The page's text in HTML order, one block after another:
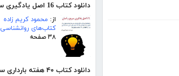
دانلود کتاب 16 اصل یادگیری سریع و آسان
از: محمود کریم زاده
کتاب‌های روانشناسی
۳۸ صفحه
دانلود کتاب ۴۰ هفته بارداری سالم و بی‌دردسر